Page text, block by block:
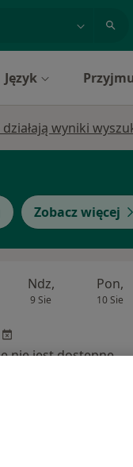
Język
działają wyniki
Zobacz więcej
Ndz,
9 Sie
Pon,
10 Sie
nie jest dostępne